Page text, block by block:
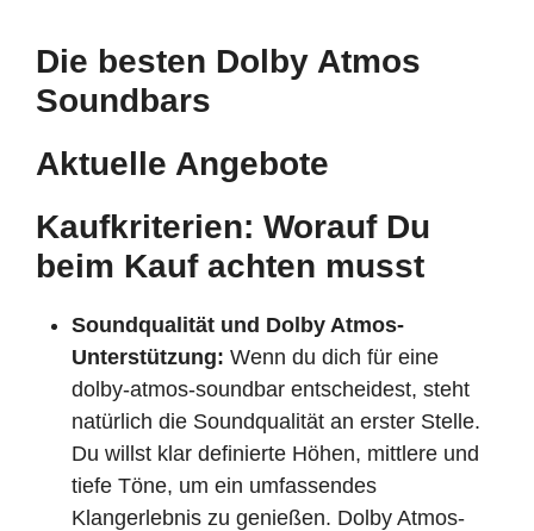
Die besten Dolby Atmos
Soundbars
Aktuelle Angebote
Kaufkriterien: Worauf Du
beim Kauf achten musst
Soundqualität und Dolby Atmos-
Unterstützung: Wenn du dich für eine
dolby-atmos-soundbar entscheidest, steht
natürlich die Soundqualität an erster Stelle.
Du willst klar definierte Höhen, mittlere und
tiefe Töne, um ein umfassendes
Klangerlebnis zu genießen. Dolby Atmos-